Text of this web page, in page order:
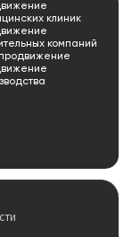
клиник
компаний